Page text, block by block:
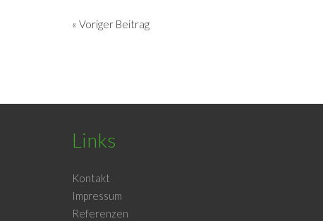
« Voriger Beitrag
Links
Kontakt
Impressum
Referenzen